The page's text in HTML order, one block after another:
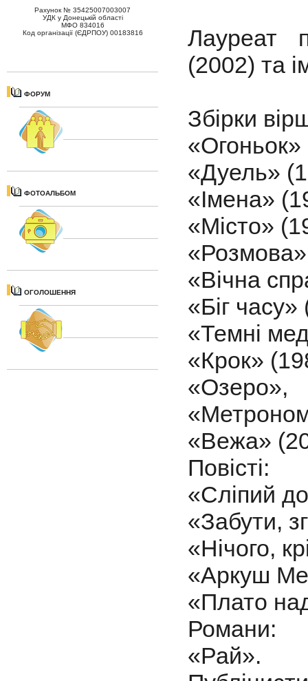
Рахунок № 35425007003007
УДК у Донецькій області
МФО 834016
Код організації (ЄДРПОУ) 00183816
ФОРУМ
ФОТОАЛЬБОМ
ОГОЛОШЕННЯ
Лауреат
(2002) та
Збірки
«Дуель»
«Імена»
«Місто»
«Вічна
«Біг
«Темні
«Крок»
«Озеро»,
«Вежа»
Повісті:
«Сліпий
«Забути,
«Нічого,
«Аркуш
«Плато
Романи:
«Рай».